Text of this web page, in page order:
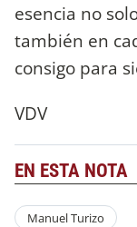
esencia no
también en
consigo para
VDV
EN ESTA NOTA
Manuel Turizo